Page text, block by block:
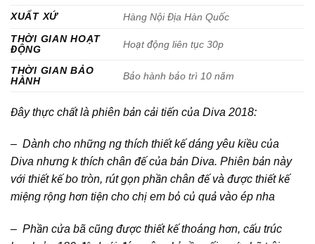
XUẤT XỨ
Hàng Nội Địa Hàn Quốc
THỜI GIAN HOẠT
ĐỘNG
Hoạt động liên tục 30p
THỜI GIAN BẢO
HÀNH
Bảo hành bảo trì 10 năm
Đây thực chất là phiên bản cải tiến của Diva 2018:
– Dành cho những ng thích thiết kế dáng yêu kiều của
Diva nhưng k thích chân đế của bản Diva. Phiên bản này
với thiết kế bo tròn, rút gọn phần chân đế và được thiết kế
miệng rộng hơn tiện cho chị em bỏ củ quả vào ép nha
– Phần cửa bã cũng được thiết kế thoáng hơn, cấu trúc